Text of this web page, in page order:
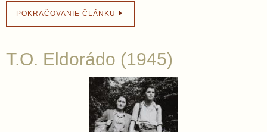
POKRAČOVANIE ČLÁNKU
T.O. Eldorádo (1945)